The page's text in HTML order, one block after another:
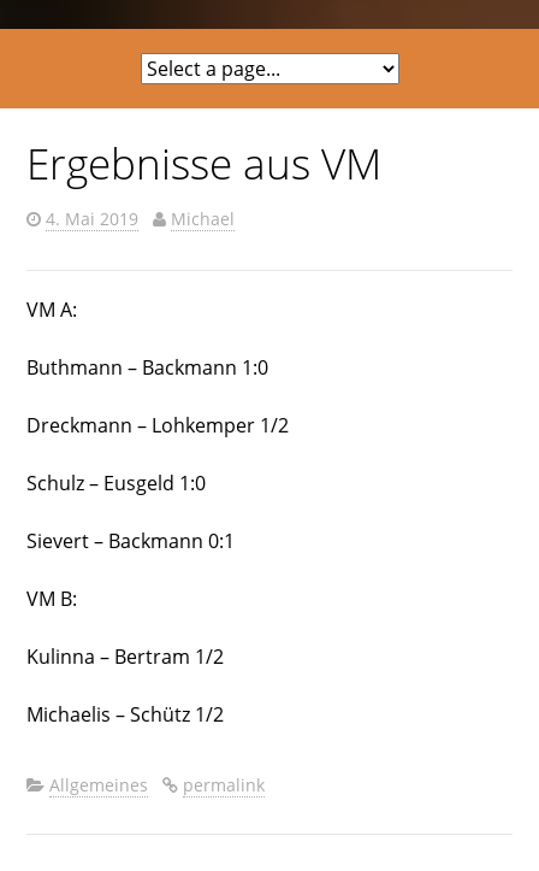
Ergebnisse aus VM
4. Mai 2019 Michael
VM A:
Buthmann – Backmann 1:0
Dreckmann – Lohkemper 1/2
Schulz – Eusgeld 1:0
Sievert – Backmann 0:1
VM B:
Kulinna – Bertram 1/2
Michaelis – Schütz 1/2
Allgemeines permalink